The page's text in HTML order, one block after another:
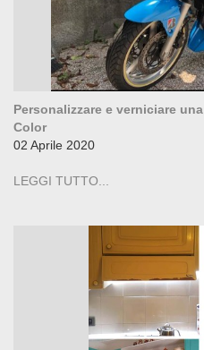
Personalizzare e verniciare
Color
02 Aprile 2020
LEGGI TUTTO...